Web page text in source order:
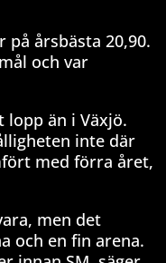
på årsbästa 20,90.
och var
lopp än i Växjö.
inte där
med förra året,
men det
och en fin arena.